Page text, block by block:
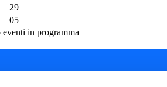
29
05
in programma